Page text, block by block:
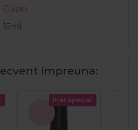
Cupio
15ml
impreuna:
Pret special